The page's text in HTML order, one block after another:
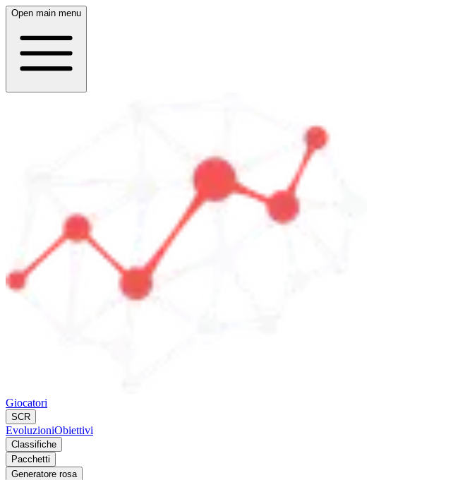
Open main menu
Giocatori
SCR
EvoluzioniObiettivi
Classifiche
Pacchetti
Generatore rosa